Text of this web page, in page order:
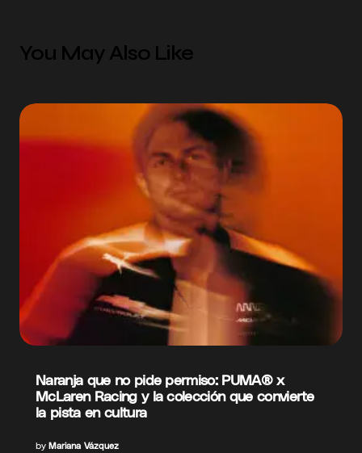
You May Also Like
Naranja que no pide permiso: PUMA® x
McLaren Racing y la colección que convierte
la pista en cultura
by Mariana Vázquez